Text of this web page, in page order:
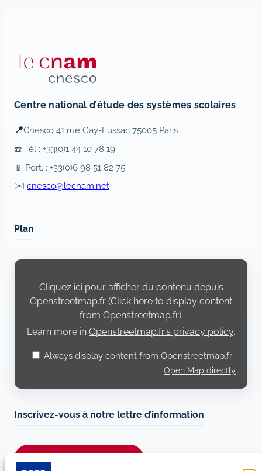
Centre national d’étude des systèmes scolaires
📍Cnesco 41 rue Gay-Lussac 75005 Paris
☎️ Tél : +33(0)1 44 10 78 19
📱 Port. : +33(0)6 98 51 82 75
✉️ cnesco@lecnam.net
Plan
Display
Openstreetmap.fr
Cliquez ici pour afficher du contenu depuis
Openstreetmap.fr (Click here to display content
from Openstreetmap.fr).
Learn more in Openstreetmap.fr’s privacy policy.
Always display content from Openstreetmap.fr
Open Map directly
Inscrivez-vous à notre lettre d’information